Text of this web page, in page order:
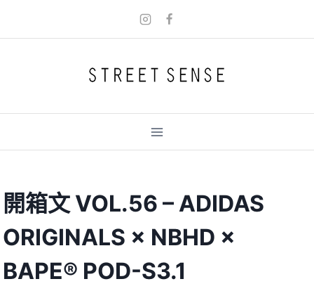
開箱文 VOL.56 – ADIDAS
ORIGINALS × NBHD ×
BAPE® POD-S3.1